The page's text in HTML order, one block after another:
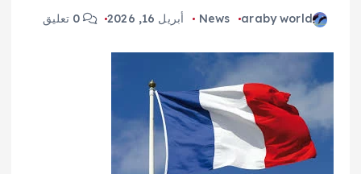
araby world
News أبريل 16, 2026 0 تعليق